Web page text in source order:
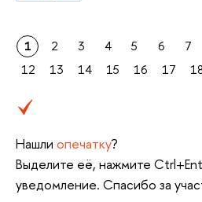
1 2 3 4 5 6 7
12
13 14 15 16 17
Нашли опечатку?
Выделите её, нажмите
уведомление. Спасибо за